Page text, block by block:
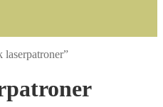
laserpatroner”